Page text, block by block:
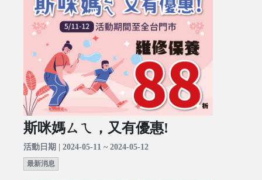
斯咪媽ㄙㄟ，又有優惠!
活動日期 | 2024-05-11 ~ 2024-05-12
最新消息